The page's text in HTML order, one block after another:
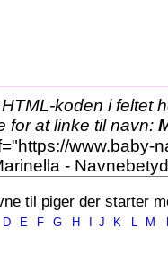
koden i feltet
for at linke til navn:
til piger der starter
D E F G H J K L M